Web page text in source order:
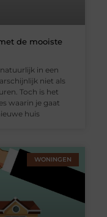
de mooiste
in een
niet als
Toch is het
waarin je gaat
huis
WONINGEN